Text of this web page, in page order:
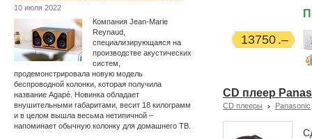
13750
CD плеер
CD плееры Panasonic
10 июля 2022
Компания Jean-Marie
Reynaud,
специализирующаяся на
производстве акустических
систем,
продемонстрировала новую модель
беспроводной колонки, которая получила
название Agapé. Новинка обладает
внушительными габаритами, весит 18 килограмм
и в целом вышла весьма нетипичной –
напоминает обычную колонку для домашнего ТВ.